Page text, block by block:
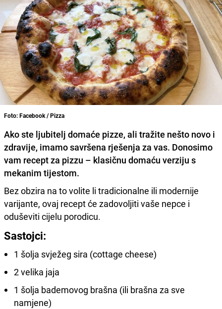
Foto: Facebook / Pizza
Ako ste ljubitelj domaće pizze, ali tražite nešto novo i
zdravije, imamo savršena rješenja za vas. Donosimo
vam recept za pizzu – klasičnu domaću verziju s
mekanim tijestom.
Bez obzira na to volite li tradicionalne ili modernije
varijante, ovaj recept će zadovoljiti vaše nepce i
oduševiti cijelu porodicu.
Sastojci:
1 šolja svježeg sira (cottage cheese)
2 velika jaja
1 šolja bademovog brašna (ili brašna za sve
namjene)